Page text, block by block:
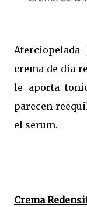
crema de día
le aporta
parecen
el serum.
Crema